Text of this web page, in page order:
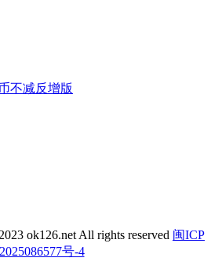
不减反增版
ok126.net All rights reserved 闽ICP
号-4